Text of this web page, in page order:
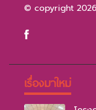
© copyright 2026
เรื่องมาใหม่